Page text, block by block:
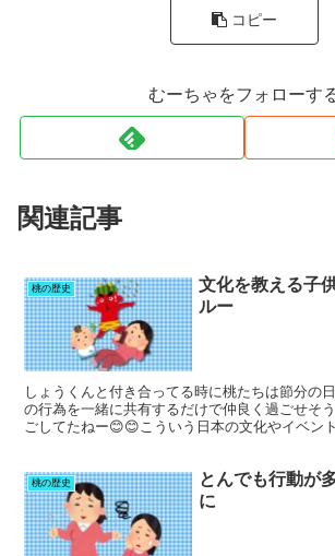
コピー
むーちゃをフォローす
関連記事
桃の歴史
文化を教える子
ルー
しょうくんと付き合ってる時に桃たちは節分の
の行為を一緒に共有するだけで仲良く過ごせそ
ごしてたねー😊😊こういう日本の文化やイベン
桃の歴史
とんでも行動が
に